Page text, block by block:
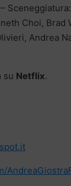
Choi,
Andrea
su Netflix.